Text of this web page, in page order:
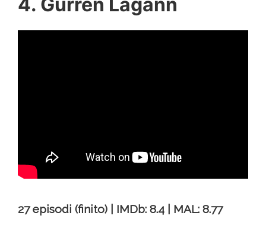
27 episodi (finito) | IMDb: 8.4 | MAL: 8.77